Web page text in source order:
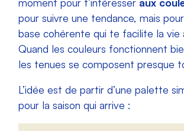
pour suivre une tendance, mais
base cohérente qui te facilite la vie
Quand les couleurs fonctionnent
les tenues se composent presque
L’idée est de partir d’une palette
pour la saison qui arrive :